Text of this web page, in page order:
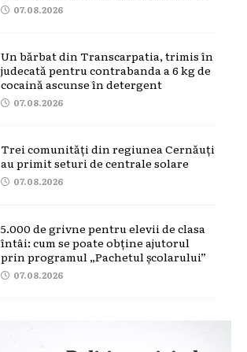
07.08.2026
Un bărbat din Transcarpatia, trimis în
judecată pentru contrabanda a 6 kg de
cocaină ascunse în detergent
07.08.2026
Trei comunități din regiunea Cernăuți
au primit seturi de centrale solare
07.08.2026
5.000 de grivne pentru elevii de clasa
întâi: cum se poate obține ajutorul
prin programul „Pachetul școlarului”
07.08.2026